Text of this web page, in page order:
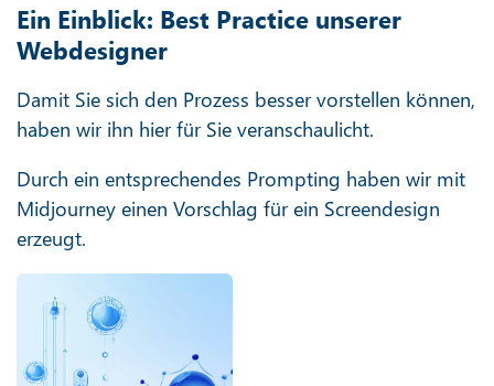
Ein Einblick: Best Practice unserer
Webdesigner
Damit Sie sich den Prozess besser vorstellen können,
haben wir ihn hier für Sie veranschaulicht.
Durch ein entsprechendes Prompting haben wir mit
Midjourney einen Vorschlag für ein Screendesign
erzeugt.